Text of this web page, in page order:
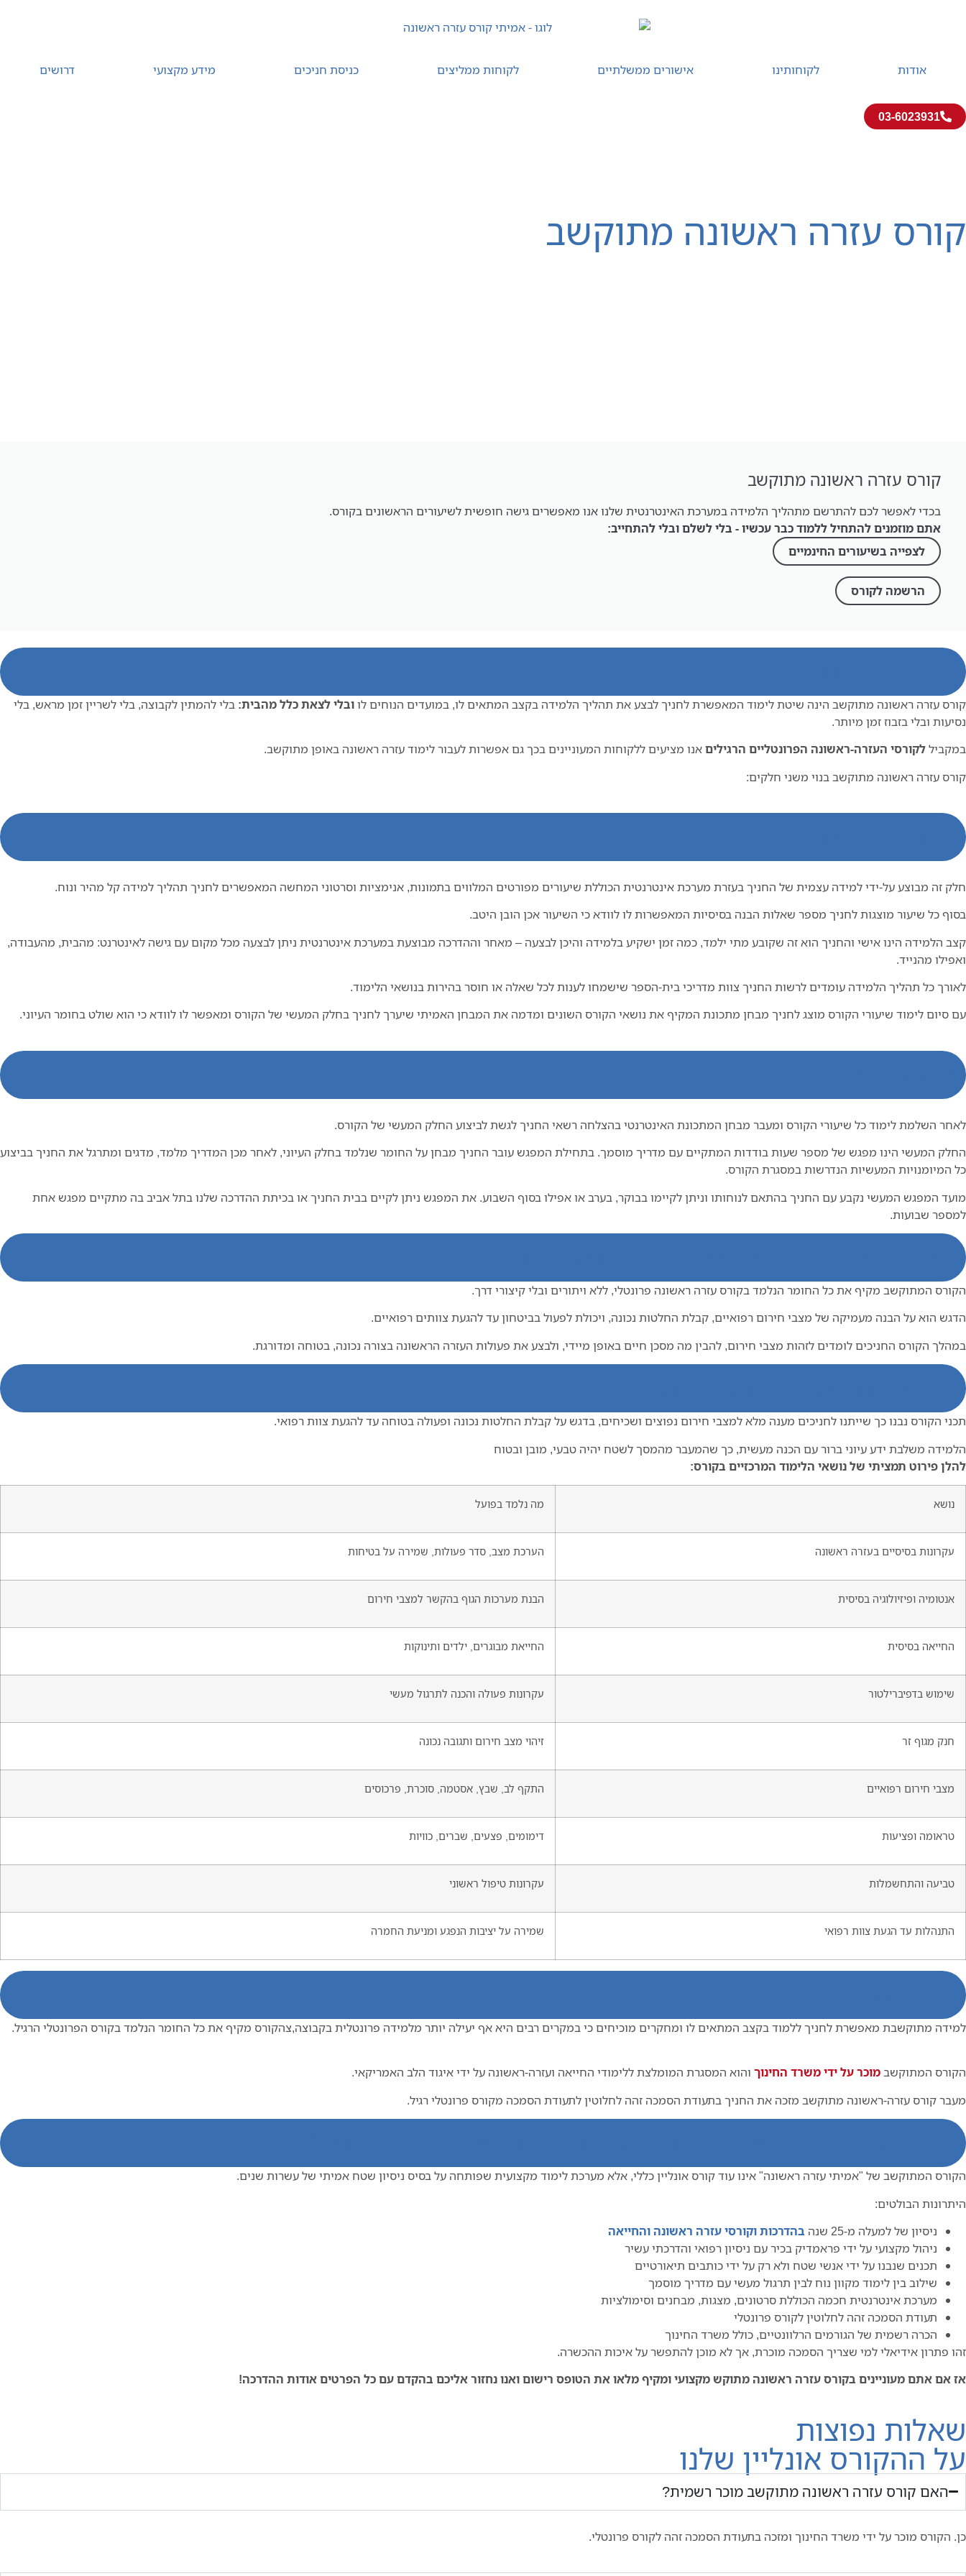
אודות לקוחותינו אישורים ממשלתיים לקוחות ממליצים כניסת חניכים מידע מקצועי דרושים
03-6023931
קורס עזרה ראשונה מתוקשב
דף הבית
קורס עזרה ראשונה מתוקשב
בכדי לאפשר לכם להתרשם מתהליך הלמידה במערכת האינטרנטית שלנו אנו מאפשרים גישה חופשית לשיעורים הראשונים בקורס.
אתם מוזמנים להתחיל ללמוד כבר עכשיו - בלי לשלם ובלי להתחייב:
לצפייה בשיעורים החינמיים
הרשמה לקורס
קורס עזרה ראשונה מתוקשב הינה שיטת לימוד המאפשרת לחניך לבצע את תהליך הלמידה בקצב המתאים לו, במועדים הנוחים לוובלי לצאת כלל מהבית: בלי להמתין לקבוצה, בלי לשריין זמן מראש, בלי
נסיעות ובלי בזבוז זמן מיותר.
במקביללקורסי העזרה-ראשונה הפרונטליים הרגיליםאנו מציעים ללקוחות המעוניינים בכך גם אפשרות לעבור לימוד עזרה ראשונה באופן מתוקשב.
קורס עזרה ראשונה מתוקשב בנוי משני חלקים:
חלק זה מבוצע על-ידי למידה עצמית של החניך בעזרת מערכת אינטרנטית הכוללת שיעורים מפורטים המלווים בתמונות, אנימציות וסרטוני המחשה המאפשרים לחניך תהליך למידה קל מהיר ונוח.
בסוף כל שיעור מוצגות לחניך מספר שאלות הבנה בסיסיות המאפשרות לו לוודא כי השיעור אכן הובן היטב.
קצב הלמידה הינו אישי והחניך הוא זה שקובע מתי ילמד, כמה זמן ישקיע בלמידה והיכן לבצעה – מאחר וההדרכה מבוצעת במערכת אינטרנטית ניתן לבצעה מכל מקום עם גישה לאינטרנט: מהבית, מהעבודה,
ואפילו מהנייד.
לאורך כל תהליך הלמידה עומדים לרשות החניך צוות מדריכי בית-הספר שישמחו לענות לכל שאלה או חוסר בהירות בנושאי הלימוד.
עם סיום לימוד שיעורי הקורס מוצג לחניך מבחן מתכונת המקיף את נושאי הקורס השונים ומדמה את המבחן האמיתי שיערך לחניך בחלק המעשי של הקורס ומאפשר לו לוודא כי הוא שולט בחומר העיוני.
לאחר השלמת לימוד כל שיעורי הקורס ומעבר מבחן המתכונת האינטרנטי בהצלחה רשאי החניך לגשת לביצוע החלק המעשי של הקורס.
החלק המעשי הינו מפגש של מספר שעות בודדות המתקיים עם מדריך מוסמך. בתחילת המפגש עובר החניך מבחן על החומר שנלמד בחלק העיוני, לאחר מכן המדריך מלמד, מדגים ומתרגל את החניך בביצוע
כל המיומנויות המעשיות הנדרשות במסגרת הקורס.
מועד המפגש המעשי נקבע עם החניך בהתאם לנוחותו וניתן לקיימו בבוקר, בערב או אפילו בסוף השבוע. את המפגש ניתן לקיים בבית החניך או בכיתת ההדרכה שלנו בתל אביב בה מתקיים מפגש אחת
למספר שבועות.
הקורס המתוקשב מקיף את כל החומר הנלמד בקורס עזרה ראשונה פרונטלי, ללא ויתורים ובלי קיצורי דרך.
הדגש הוא על הבנה מעמיקה של מצבי חירום רפואיים, קבלת החלטות נכונה, ויכולת לפעול בביטחון עד להגעת צוותים רפואיים.
במהלך הקורס החניכים לומדים לזהות מצבי חירום, להבין מה מסכן חיים באופן מיידי, ולבצע את פעולות העזרה הראשונה בצורה נכונה, בטוחה ומדורגת.
תכני הקורס נבנו כך שייתנו לחניכים מענה מלא למצבי חירום נפוצים ושכיחים, בדגש על קבלת החלטות נכונה ופעולה בטוחה עד להגעת צוות רפואי.
הלמידה משלבת ידע עיוני ברור עם הכנה מעשית, כך שהמעבר מהמסך לשטח יהיה טבעי, מובן ובטוח
להלן פירוט תמציתי של נושאי הלימוד המרכזיים בקורס:
נושא מה נלמד בפועל
עקרונות בסיסיים בעזרה ראשונה הערכת מצב, סדר פעולות, שמירה על בטיחות
אנטומיה ופיזיולוגיה בסיסית הבנת מערכות הגוף בהקשר למצבי חירום
החייאה בסיסית החייאת מבוגרים, ילדים ותינוקות
שימוש בדפיברילטור עקרונות פעולה והכנה לתרגול מעשי
חנק מגוף זר זיהוי מצב חירום ותגובה נכונה
מצבי חירום רפואיים התקף לב, שבץ, אסטמה, סוכרת, פרכוסים
טראומה ופציעות דימומים, פצעים, שברים, כוויות
טביעה והתחשמלות עקרונות טיפול ראשוני
התנהלות עד הגעת צוות רפואי שמירה על יציבות הנפגע ומניעת החמרה
למידה מתוקשבת מאפשרת לחניך ללמוד בקצב המתאים לו ומחקרים מוכיחים כי במקרים רבים היא אף יעילה יותר מלמידה פרונטלית בקבוצה,צהקורס מקיף את כל החומר הנלמד בקורס הפרונטלי הרגיל.
הקורס המתוקשבמוכר על ידי משרד החינוך והוא המסגרת המומלצת ללימודי החייאה ועזרה-ראשונה על ידי איגוד הלב האמריקאי.
מעבר קורס עזרה-ראשונה מתוקשב מזכה את החניך בתעודת הסמכה זהה לחלוטין לתעודת הסמכה מקורס פרונטלי רגיל.
הקורס המתוקשב של "אמיתי עזרה ראשונה" אינו עוד קורס אונליין כללי, אלא מערכת לימוד מקצועית שפותחה על בסיס ניסיון שטח אמיתי של עשרות שנים.
היתרונות הבולטים:
ניסיון של למעלה מ-25 שנה
בהדרכות וקורסי עזרה ראשונה והחייאה
ניהול מקצועי על ידי פראמדיק בכיר עם ניסיון רפואי והדרכתי עשיר
תכנים שנבנו על ידי אנשי שטח ולא רק על ידי כותבים תיאורטיים
שילוב בין לימוד מקוון נוח לבין תרגול מעשי עם מדריך מוסמך
מערכת אינטרנטית חכמה הכוללת סרטונים, מצגות, מבחנים וסימולציות
תעודת הסמכה זהה לחלוטין לקורס פרונטלי
הכרה רשמית של הגורמים הרלוונטיים, כולל משרד החינוך
זהו פתרון אידיאלי למי שצריך הסמכה מוכרת, אך לא מוכן להתפשר על איכות ההכשרה.
אז אם אתם מעוניינים בקורס עזרה ראשונה מתוקש מקצועי ומקיף מלאו את הטופס רישום ואנו נחזור אליכם בהקדם עם כל הפרטים אודות ההדרכה!
שאלות נפוצות
על ההקורס אונליין שלנו
האם קורס עזרה ראשונה מתוקשב מוכר רשמית?
כן. הקורס מוכר על ידי משרד החינוך ומזכה בתעודת הסמכה זהה לקורס פרונטלי.